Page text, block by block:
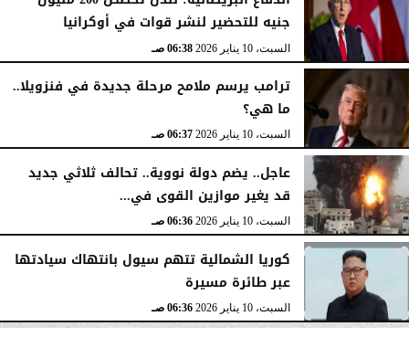
جنيه للتحضير لنشر قوات في أوكرانيا
السبت، 10 يناير 2026 06:38 صـ
ترامب يرسم ملامح مرحلة جديدة في فنزويلا..
ما هي؟
السبت، 10 يناير 2026 06:37 صـ
عاجل.. يضم دولة نووية.. تحالف ثلاثي جديد
قد يغير موازين القوى في...
السبت، 10 يناير 2026 06:36 صـ
كوريا الشمالية تتهم سيول بانتهاك سيادتها
عبر طائرة مسيرة
السبت، 10 يناير 2026 06:36 صـ